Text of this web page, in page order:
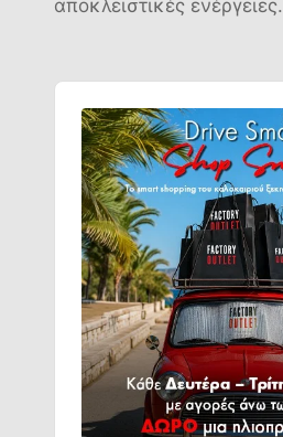
αποκλειστικές ενέργειες.